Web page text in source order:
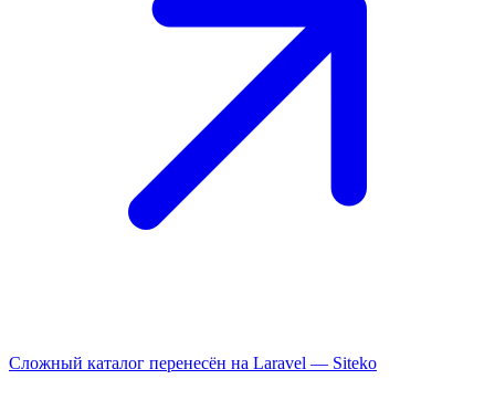
Сложный каталог перенесён на Laravel — Siteko